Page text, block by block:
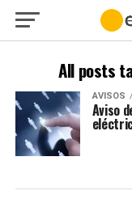
All posts
AVISOS
Aviso